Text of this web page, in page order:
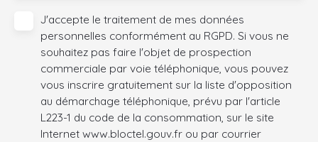
J'accepte le traitement de mes données
personnelles conformément au RGPD. Si vous ne
souhaitez pas faire l'objet de prospection
commerciale par voie téléphonique, vous pouvez
vous inscrire gratuitement sur la liste d'opposition
au démarchage téléphonique, prévu par l'article
L223-1 du code de la consommation, sur le site
Internet www.bloctel.gouv.fr ou par courrier